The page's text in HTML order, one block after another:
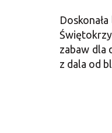
zabaw dla
z dala od